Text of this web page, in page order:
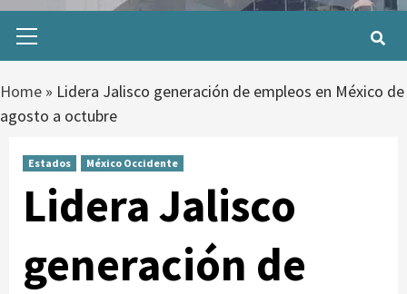
Menu
Home » Lidera Jalisco generación de empleos en México de
agosto a octubre
Estados México Occidente
Lidera Jalisco
generación de